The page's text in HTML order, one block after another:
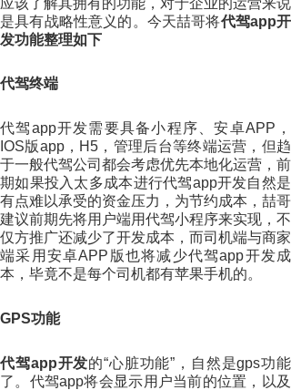
是具有战略性意义的。今天喆哥将代驾app开
发功能整理如下
代驾终端
代驾app开发需要具备小程序、安卓APP，
IOS版app，H5，管理后台等终端运营，但趋
于一般代驾公司都会考虑优先本地化运营，前
期如果投入太多成本进行代驾app开发自然是
有点难以承受的资金压力，为节约成本，喆哥
建议前期先将用户端用代驾小程序来实现，不
仅方推广还减少了开发成本，而司机端与商家
端采用安卓APP版也将减少代驾app开发成
本，毕竟不是每个司机都有苹果手机的。
GPS功能
代驾app开发的“心脏功能”，自然是gps功能
了。代驾app将会显示用户当前的位置，以及